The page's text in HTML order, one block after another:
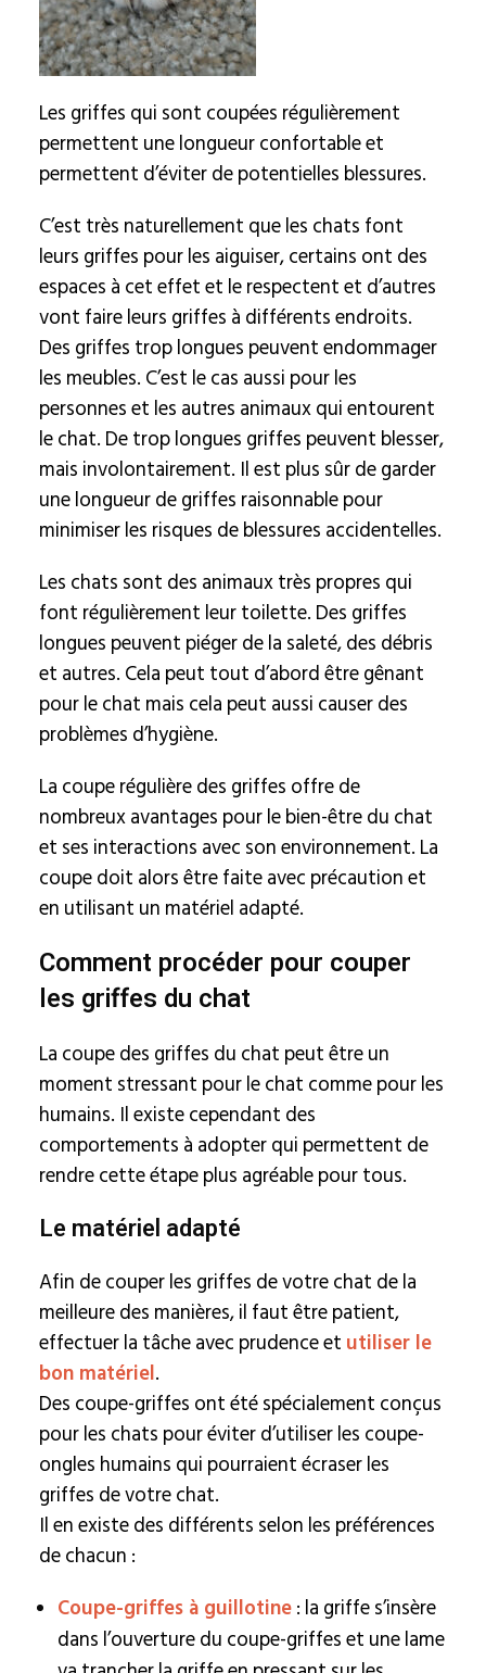
Les griffes qui sont coupées régulièrement
permettent une longueur confortable et
permettent d’éviter de potentielles blessures.
C’est très naturellement que les chats font
leurs griffes pour les aiguiser, certains ont des
espaces à cet effet et le respectent et d’autres
vont faire leurs griffes à différents endroits.
Des griffes trop longues peuvent endommager
les meubles. C’est le cas aussi pour les
personnes et les autres animaux qui entourent
le chat. De trop longues griffes peuvent blesser,
mais involontairement. Il est plus sûr de garder
une longueur de griffes raisonnable pour
minimiser les risques de blessures accidentelles.
Les chats sont des animaux très propres qui
font régulièrement leur toilette. Des griffes
longues peuvent piéger de la saleté, des débris
et autres. Cela peut tout d’abord être gênant
pour le chat mais cela peut aussi causer des
problèmes d’hygiène.
La coupe régulière des griffes offre de
nombreux avantages pour le bien-être du chat
et ses interactions avec son environnement. La
coupe doit alors être faite avec précaution et
en utilisant un matériel adapté.
Comment procéder pour couper
les griffes du chat
La coupe des griffes du chat peut être un
moment stressant pour le chat comme pour les
humains. Il existe cependant des
comportements à adopter qui permettent de
rendre cette étape plus agréable pour tous.
Le matériel adapté
Afin de couper les griffes de votre chat de la
meilleure des manières, il faut être patient,
effectuer la tâche avec prudence et utiliser le
bon matériel.
Des coupe-griffes ont été spécialement conçus
pour les chats pour éviter d’utiliser les coupe-
ongles humains qui pourraient écraser les
griffes de votre chat.
Il en existe des différents selon les préférences
de chacun :
Coupe-griffes à guillotine: la griffe s’insère
dans l’ouverture du coupe-griffes et une lame